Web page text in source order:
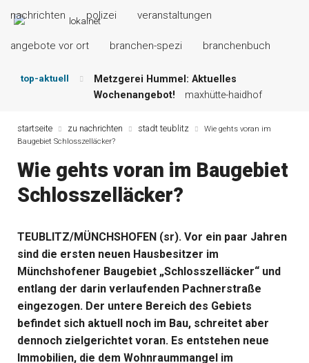
nachrichten polizei veranstaltungen
angebote vor ort branchen-spezi branchenbuch
top-aktuell
Metzgerei Hummel: Aktuelles
Wochenangebot!
maxhütte-haidhof
Grillspezialitäten u.v.m.!
kallmünz
Meindl Metzgerei: Wochen-Speisekarte
Der „deutsche Michel“ muss nun
zahlen! kommentare & serien &
Angebot … maxhütte-haidhof
Nutzen Sie aktuelle Angebote Ihrer
Region! angebote vor ort | anzeige
startseite zu nachrichten stadt teublitz
Wie gehts voran im
Baugebiet Schlosszelläcker?
Wie gehts voran im Baugebiet
Schlosszelläcker?
TEUBLITZ/MÜNCHSHOFEN (sr). Vor ein paar Jahren
sind die ersten neuen Hausbesitzer im
Münchshofener Baugebiet „Schlosszelläcker“ und
entlang der darin verlaufenden Pachnerstraße
eingezogen. Der untere Bereich des Gebiets
befindet sich aktuell noch im Bau, schreitet aber
dennoch zielgerichtet voran. Es entstehen neue
Immobilien, die dem Wohnraummangel im